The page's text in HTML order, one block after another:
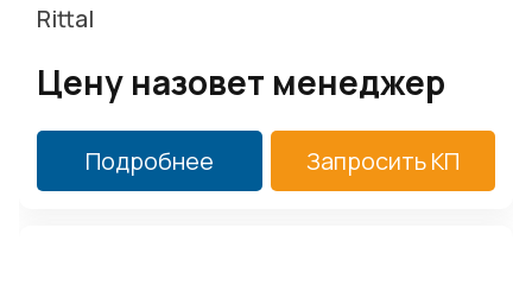
Rittal
Цену назовет менеджер
Подробнее Запросить КП